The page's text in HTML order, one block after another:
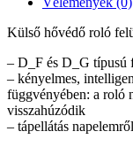
Külső hővédő roló
– D_F és D_G típusú
– kényelmes,
függvényében: a roló
visszahúzódik
– tápellátás